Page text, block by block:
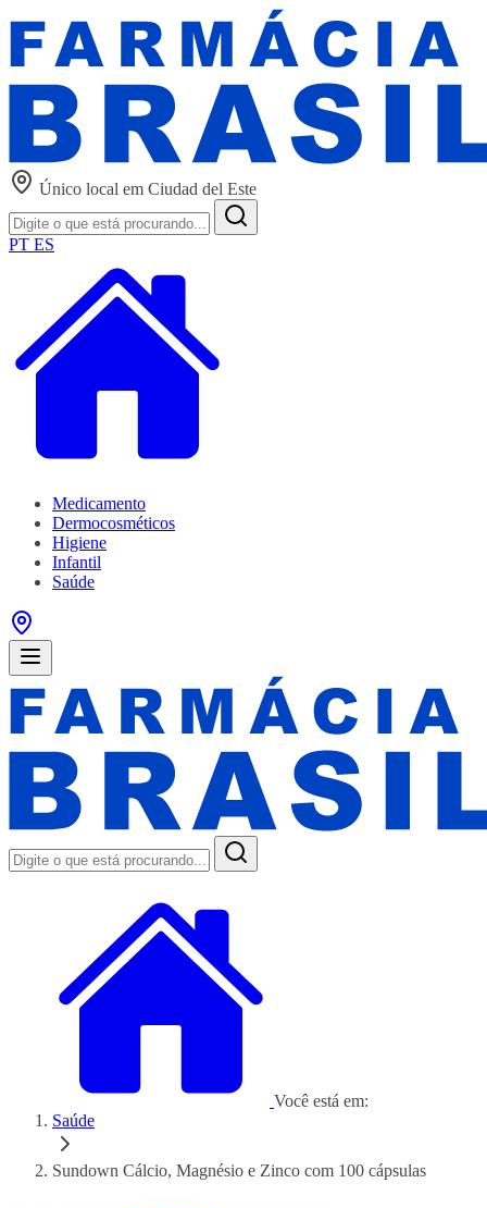
Único local em Ciudad del Este
PT ES
Medicamento
Dermocosméticos
Higiene
Infantil
Saúde
Você está em:
Saúde
Sundown Cálcio, Magnésio e Zinco com 100 cápsulas